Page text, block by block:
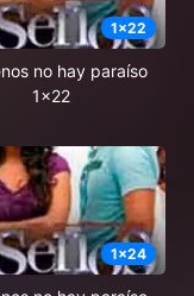
1x22
no hay paraíso
1x22
1x24